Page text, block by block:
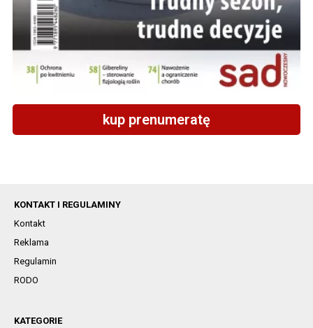
kup prenumeratę
KONTAKT I REGULAMINY
Kontakt
Reklama
Regulamin
RODO
KATEGORIE